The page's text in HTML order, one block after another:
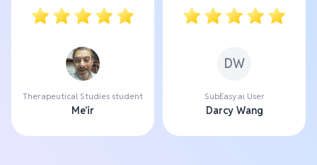
Therapeutical Studies student
Me'ir
DW
SubEasy.ai User
Darcy Wang